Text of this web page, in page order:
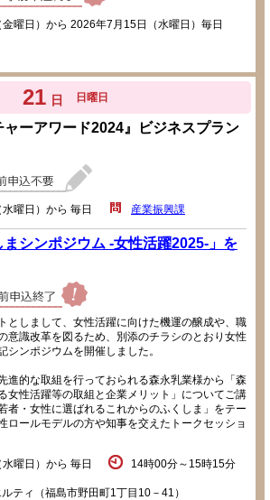
曜日）から 2026年7月15日（水曜日）毎日
21 日 日曜日
ャーアワード2024』ビジネスプラン
曜日）から 毎日 産業振興課
まシンポジウム -女性活躍2025-」を
としまして、女性活躍に向けた機運の醸成や、職
意識改革を図るため、別添のチラシのとおり女性
シンポジウムを開催しました。
進的な取組を行っておられる森永乳業様から「森
女性活躍等の取組と企業メリット」についてご講
者・女性に選ばれるこれからのふくしま」をテー
ロールモデルの方や知事を交えたトークセッショ
曜日）から 毎日 14時00分～15時15分
ティ（福島市野田町1丁目10－41）